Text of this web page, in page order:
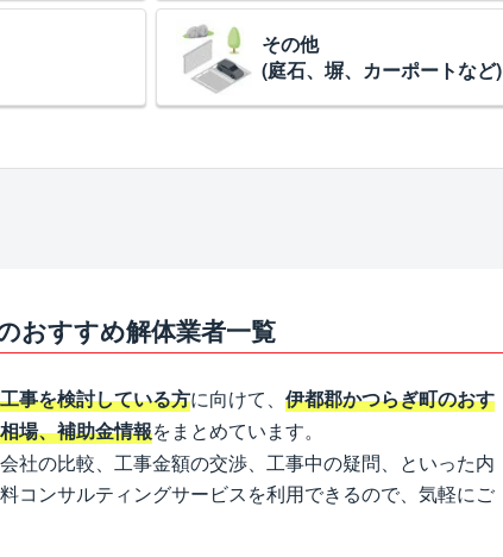
その他
(庭石、塀、カーポートなど)
おすすめ解体業者一覧
事を検討している方に向けて、 伊都郡かつらぎ町のおす
場、補助金情報をまとめています。
社の比較、工事金額の交渉、工事中の疑問、といった内
コンサルティングサービスを利用できるので、気軽にご